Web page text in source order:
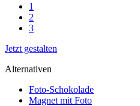
1
2
3
Jetzt gestalten
Alternativen
Foto-Schokolade
Magnet mit Foto